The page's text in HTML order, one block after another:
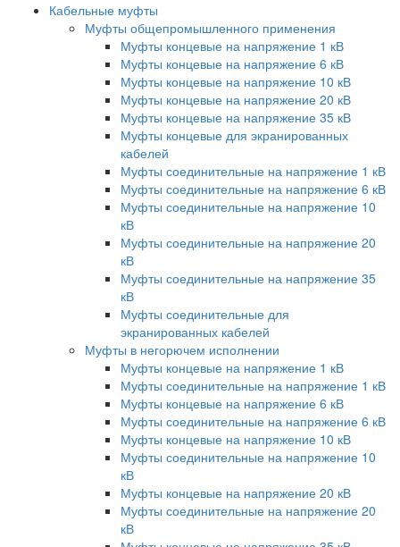
Кабельные муфты
Муфты общепромышленного применения
Муфты концевые на напряжение 1 кВ
Муфты концевые на напряжение 6 кВ
Муфты концевые на напряжение 10 кВ
Муфты концевые на напряжение 20 кВ
Муфты концевые на напряжение 35 кВ
Муфты концевые для экранированных
кабелей
Муфты соединительные на напряжение 1 кВ
Муфты соединительные на напряжение 6 кВ
Муфты соединительные на напряжение 10
кВ
Муфты соединительные на напряжение 20
кВ
Муфты соединительные на напряжение 35
кВ
Муфты соединительные для
экранированных кабелей
Муфты в негорючем исполнении
Муфты концевые на напряжение 1 кВ
Муфты соединительные на напряжение 1 кВ
Муфты концевые на напряжение 6 кВ
Муфты соединительные на напряжение 6 кВ
Муфты концевые на напряжение 10 кВ
Муфты соединительные на напряжение 10
кВ
Муфты концевые на напряжение 20 кВ
Муфты соединительные на напряжение 20
кВ